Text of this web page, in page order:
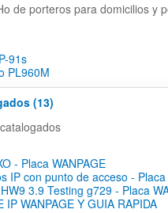
de porteros para domicilios y
91s
PL960M
(13)
- Placa WANPAGE
IP con punto de acceso - Placa
3.9 Testing g729 - Placa
IP WANPAGE Y GUIA RAPIDA